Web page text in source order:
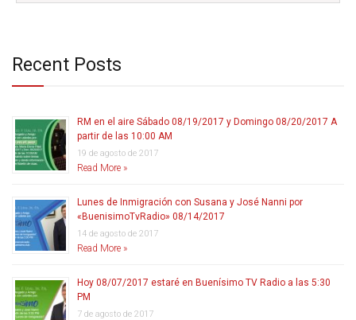
Recent Posts
RM en el aire Sábado 08/19/2017 y Domingo 08/20/2017 A
partir de las 10:00 AM
19 de agosto de 2017
Read More »
Lunes de Inmigración con Susana y José Nanni por
«BuenisimoTvRadio» 08/14/2017
14 de agosto de 2017
Read More »
Hoy 08/07/2017 estaré en Buenísimo TV Radio a las 5:30
PM
7 de agosto de 2017